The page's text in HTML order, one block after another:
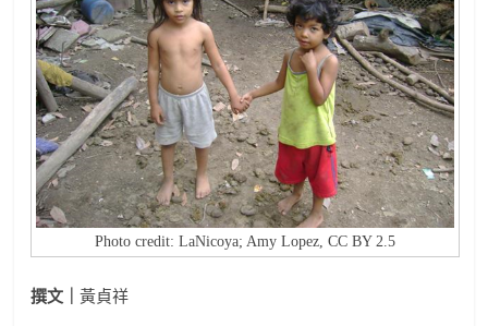
Photo credit: LaNicoya; Amy Lopez, CC BY 2.5
撰文｜黃貞祥